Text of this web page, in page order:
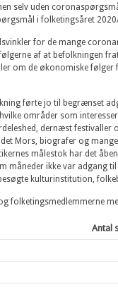
selv uden
i folketingsåret
for de mange
af at befolkningen
om de økonomiske følger
førte jo til begrænset
områder som
dernæst festivaller
Mors, biografer og
målestok har det
måneder ikke var adgang til
kulturinstitution,
folketingsmedlemmerne
Antal